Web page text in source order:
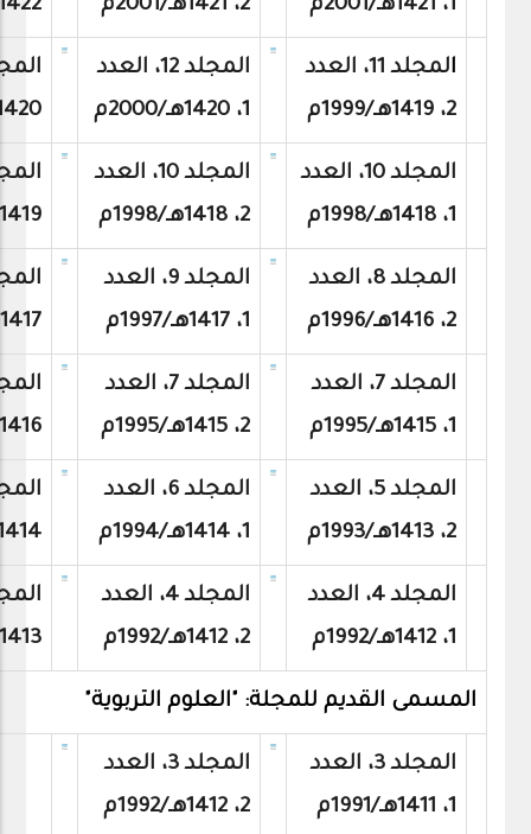
1، 1421هـ/2001م 2، 1421هـ/2001م 1422هـ/
ا
لمجلد 11، العدد
2، 1419هـ/1999م
المجلد 12، العدد
1، 1420هـ/2000م
1420هـ/
المجلد 10، العدد
1، 1418هـ/1998م
المجلد 10، العدد
2، 1418هـ/1998م
1419هـ/
المجلد 8، العدد
2، 1416هـ/1996م
المجلد 9، العدد
1، 1417هـ/1997م
1417هـ/1997م
المجلد 7، العدد
1، 1415هـ/1995م
المجلد 7، العدد
2، 1415هـ/1995م
1416هـ/
المجلد 5، العدد
2، 1413هـ/1993م
المجلد 6، العدد
1، 1414هـ/1994م
1414هـ/
المجلد 4، العدد
1، 1412هـ/1992م
المجلد 4، العدد
2، 1412هـ/1992م
1413هـ/
المسمى القديم للمجلة: "العلوم التربوية"
المجلد 3، العدد
1، 1411هـ/1991م
المجلد 3، العدد
2، 1412هـ/1992م